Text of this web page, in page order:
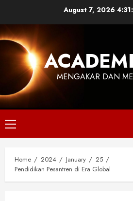
content
August 7, 2026
MENGAKAR DAN
Primary
Menu
Home 2024 January
25
Pendidikan Pesantren di Era Global